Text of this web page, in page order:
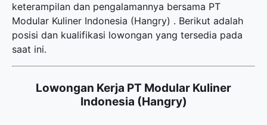
keterampilan dan pengalamannya bersama PT
Modular Kuliner Indonesia (Hangry) . Berikut adalah
posisi dan kualifikasi lowongan yang tersedia pada
saat ini.
Lowongan Kerja PT Modular Kuliner
Indonesia (Hangry)